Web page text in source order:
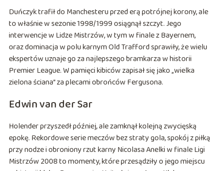
Duńczyk trafił do Manchesteru przed erą potrójnej korony, ale
to właśnie w sezonie 1998/1999 osiągnął szczyt. Jego
interwencje w Lidze Mistrzów, w tym w finale z Bayernem,
oraz dominacja w polu karnym Old Trafford sprawiły, że wielu
ekspertów uznaje go za najlepszego bramkarza w historii
Premier League. W pamięci kibiców zapisał się jako „wielka
zielona ściana” za plecami obrońców Fergusona.
Edwin van der Sar
Holender przyszedł później, ale zamknął kolejną zwycięską
epokę. Rekordowe serie meczów bez straty gola, spokój z piłką
przy nodze i obroniony rzut karny Nicolasa Anelki w finale Ligi
Mistrzów 2008 to momenty, które przesądziły o jego miejscu